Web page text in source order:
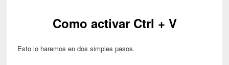
Como activar Ctrl + V
Esto lo haremos en dos simples pasos.